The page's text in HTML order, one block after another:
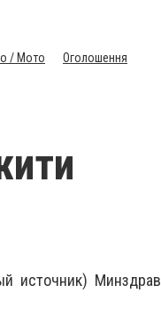
/ Мото Оголошення
источник) Минздрав